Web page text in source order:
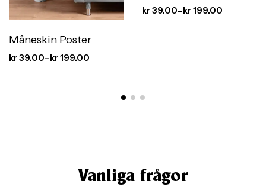
Måneskin Poster
kr39.00–kr199.00
kr39.00–kr199.00
Vanliga frågor